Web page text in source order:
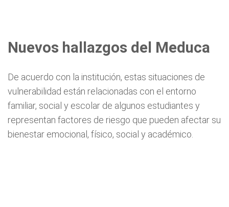
Nuevos hallazgos del Meduca
De acuerdo con la institución, estas situaciones de
vulnerabilidad están relacionadas con el entorno
familiar, social y escolar de algunos estudiantes y
representan factores de riesgo que pueden afectar su
bienestar emocional, físico, social y académico.